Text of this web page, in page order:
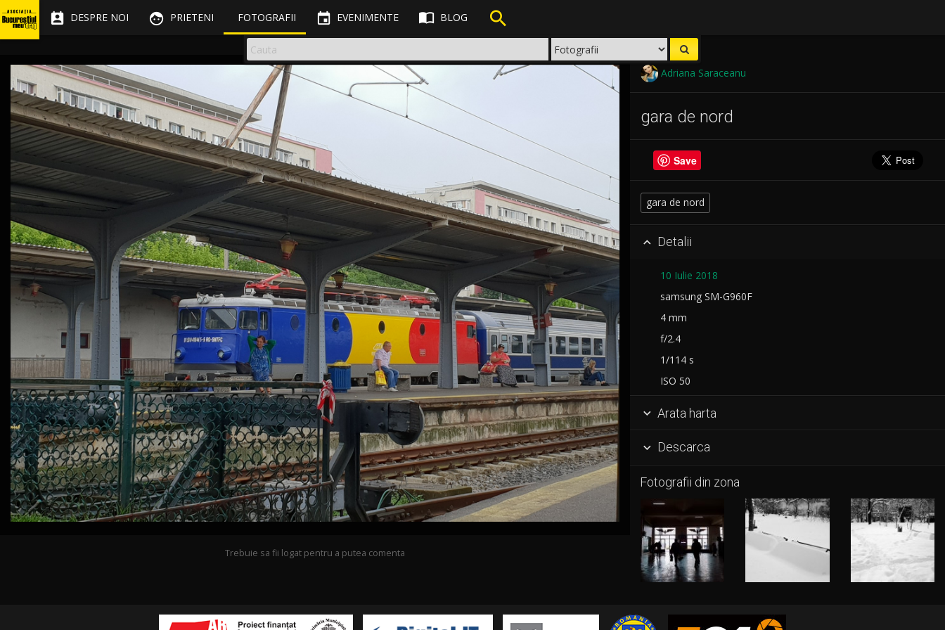
 DESPRE NOI  PRIETENI FOTOGRAFII  EVENIMENTE  BLOG 
Adriana Saraceanu
gara de nord
Save
gara de nord
 Detalii
10 Iulie 2018
samsung SM-G960F
4 mm
f/2.4
1/114 s
ISO 50
 Arata harta
 Descarca
Fotografii din zona
Trebuie sa fii logat pentru a putea comenta